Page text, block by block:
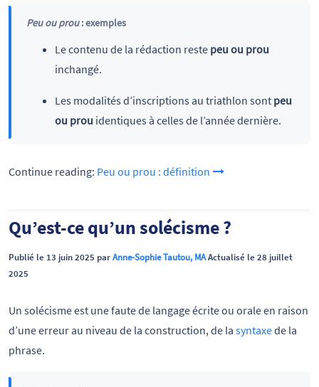
Peu ou prou: exemples
Le contenu de la rédaction reste peu ou prou
inchangé.
Les modalités d’inscriptions au triathlon sont peu
ou prou identiques à celles de l’année dernière.
Continue reading: Peu ou prou : définition
Qu’est-ce qu’un solécisme ?
Publié le 13 juin 2025 parAnne-Sophie Tautou, MAActualisé le 28 juillet
2025
Un solécisme est une faute de langage écrite ou orale en raison
d’une erreur au niveau de la construction, de la syntaxede la
phrase.